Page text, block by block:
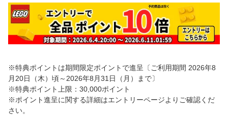
※特典ポイントは期間限定ポイントで進呈〔ご利用期間 2026年8
月20日（木）頃～2026年8月31日（月）まで〕
※特典ポイント上限：30,000ポイント
※ポイント進呈に関する詳細はエントリーページよりご確認くだ
さい。